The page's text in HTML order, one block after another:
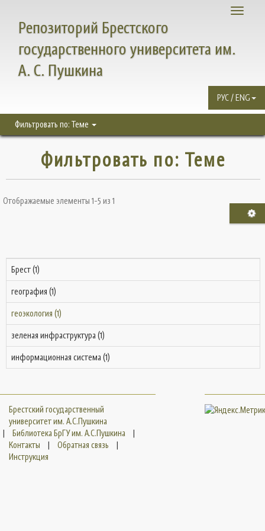
Toggle
Репозиторий Брестского
государственного университета им.
А. С. Пушкина
РУС / ENG
Фильтровать по: Теме
Фильтровать по: Теме
Отображаемые элементы 1-5 из 1
Брест (1)
география (1)
геоэкология (1)
зеленая инфраструктура (1)
информационная система (1)
Брестский государственный
университет им. А.С.Пушкина
|
Библиотека БрГУ им. А.С.Пушкина
|
Контакты
| Обратная связь
|
Инструкция